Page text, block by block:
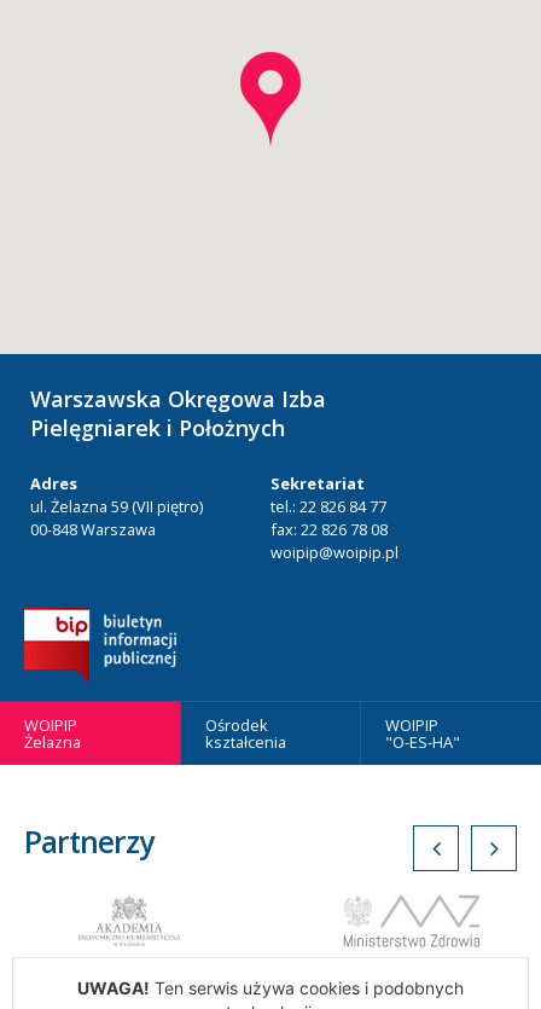
Warszawska Okręgowa Izba
Pielęgniarek i Położnych
Adres
ul. Żelazna 59 (VII piętro)
00-848 Warszawa
Sekretariat
tel.: 22 826 84 77
fax: 22 826 78 08
woipip@woipip.pl
WOIPIP
Żelazna
Ośrodek
kształcenia
WOIPIP
"O-ES-HA"
Partnerzy
UWAGA! Ten serwis używa cookies i podobnych